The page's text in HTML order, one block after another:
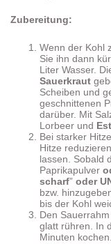
Zubereitung:
Wenn der Kohl
Sie ihn dann
Liter Wasser.
Sauerkraut
Scheiben und
geschnittenen
darüber. Mit
Lorbeer und
Bei starker
Hitze
lassen. Sobald
Paprikapulver
scharf” oder
bzw.
bis der Kohl
Den
glatt rühren. In
Minuten kochen.